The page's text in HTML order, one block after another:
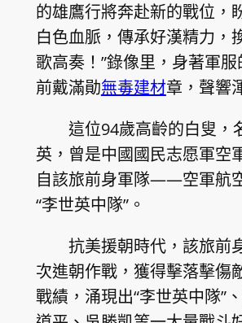
的雄鷹行將奔赴新的戰位，
白色血脈，傳承好漢精力，
歌高奏！”錄像里，身著軍
前戴滿勛無毒建材章，聲響
這位94歲高齡的白叟，
英，曾是中國國民志愿軍空
自該旅前身軍隊——空軍航
“李世英中隊”。
抗美援朝時代，該旅前
次進朝作戰，獲得擊落擊傷
戰績，涌現出“李世英中隊”